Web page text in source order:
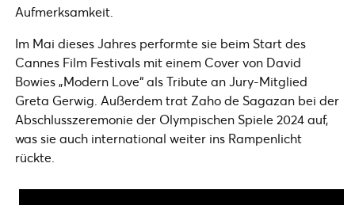
Aufmerksamkeit.
Im Mai dieses Jahres performte sie beim Start des
Cannes Film Festivals mit einem Cover von David
Bowies „Modern Love“ als Tribute an Jury-Mitglied
Greta Gerwig. Außerdem trat Zaho de Sagazan bei der
Abschlusszeremonie der Olympischen Spiele 2024 auf,
was sie auch international weiter ins Rampenlicht
rückte.